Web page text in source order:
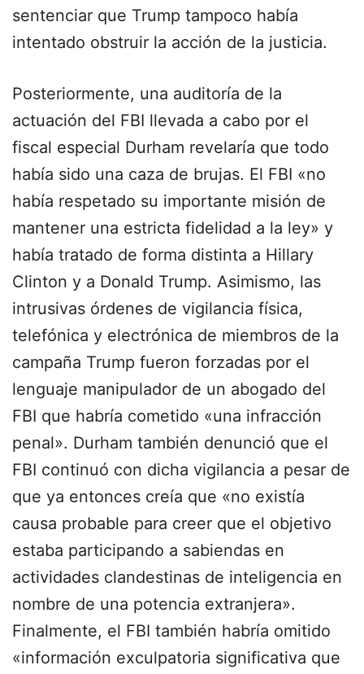
sentenciar que Trump tampoco había
intentado obstruir la acción de la justicia.
Posteriormente, una auditoría de la
actuación del FBI llevada a cabo por el
fiscal especial Durham revelaría que todo
había sido una caza de brujas. El FBI «no
había respetado su importante misión de
mantener una estricta fidelidad a la ley» y
había tratado de forma distinta a Hillary
Clinton y a Donald Trump. Asimismo, las
intrusivas órdenes de vigilancia física,
telefónica y electrónica de miembros de la
campaña Trump fueron forzadas por el
lenguaje manipulador de un abogado del
FBI que habría cometido «una infracción
penal». Durham también denunció que el
FBI continuó con dicha vigilancia a pesar de
que ya entonces creía que «no existía
causa probable para creer que el objetivo
estaba participando a sabiendas en
actividades clandestinas de inteligencia en
nombre de una potencia extranjera».
Finalmente, el FBI también habría omitido
«información exculpatoria significativa que